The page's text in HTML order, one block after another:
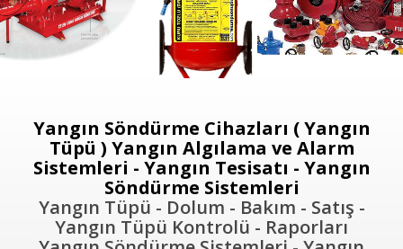
Yangın Söndürme Cihazları ( Yangın
Tüpü ) Yangın Algılama ve Alarm
Sistemleri - Yangın Tesisatı - Yangın
Söndürme Sistemleri
Yangın Tüpü - Dolum - Bakım - Satış -
Yangın Tüpü Kontrolü - Raporları